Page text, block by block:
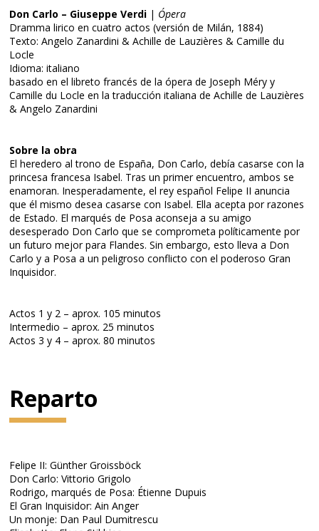
Don Carlo – Giuseppe Verdi | Ópera
Dramma lirico en cuatro actos (versión de Milán, 1884)
Texto: Angelo Zanardini & Achille de Lauzières & Camille du
Locle
Idioma: italiano
basado en el libreto francés de la ópera de Joseph Méry y
Camille du Locle en la traducción italiana de Achille de Lauzières
& Angelo Zanardini
Sobre la obra
El heredero al trono de España, Don Carlo, debía casarse con la
princesa francesa Isabel. Tras un primer encuentro, ambos se
enamoran. Inesperadamente, el rey español Felipe II anuncia
que él mismo desea casarse con Isabel. Ella acepta por razones
de Estado. El marqués de Posa aconseja a su amigo
desesperado Don Carlo que se comprometa políticamente por
un futuro mejor para Flandes. Sin embargo, esto lleva a Don
Carlo y a Posa a un peligroso conflicto con el poderoso Gran
Inquisidor.
Actos 1 y 2 – aprox. 105 minutos
Intermedio – aprox. 25 minutos
Actos 3 y 4 – aprox. 80 minutos
Reparto
Felipe II: Günther Groissböck
Don Carlo: Vittorio Grigolo
Rodrigo, marqués de Posa: Étienne Dupuis
El Gran Inquisidor: Ain Anger
Un monje: Dan Paul Dumitrescu